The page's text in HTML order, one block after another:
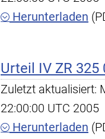
Herunterladen
Urteil IV ZR 325
Zuletzt aktualisiert:
22:00:00 UTC 2005
Herunterladen